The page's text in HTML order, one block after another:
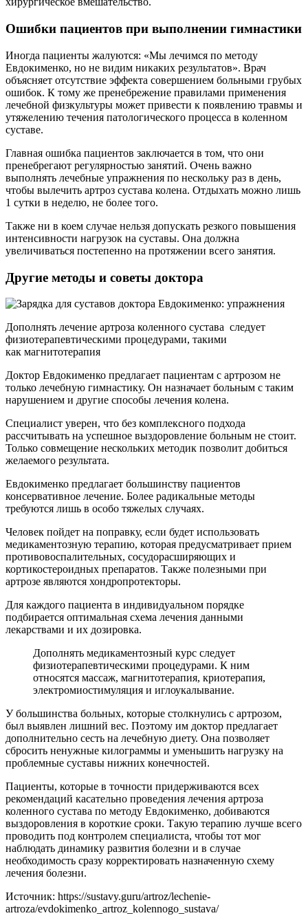
Ошибки пациентов при выполнении гимнастики
Иногда пациенты жалуются: «Мы лечимся по методу
Евдокименко, но не видим никаких результатов». Врач
объясняет отсутствие эффекта совершением больными грубых
ошибок. К тому же пренебрежение правилами применения
лечебной физкультуры может привести к появлению травмы и
утяжелению течения патологического процесса в коленном
суставе.
Главная ошибка пациентов заключается в том, что они
пренебрегают регулярностью занятий. Очень важно
выполнять лечебные упражнения по нескольку раз в день,
чтобы вылечить артроз сустава колена. Отдыхать можно лишь
1 сутки в неделю, не более того.
Также ни в коем случае нельзя допускать резкого повышения
интенсивности нагрузок на суставы. Она должна
увеличиваться постепенно на протяжении всего занятия.
Другие методы и советы доктора
Дополнять лечение артроза коленного сустава следует
физиотерапевтическими процедурами, такими
как магнитотерапия
Доктор Евдокименко предлагает пациентам с артрозом не
только лечебную гимнастику. Он назначает больным с таким
нарушением и другие способы лечения колена.
Специалист уверен, что без комплексного подхода
рассчитывать на успешное выздоровление больным не стоит.
Только совмещение нескольких методик позволит добиться
желаемого результата.
Евдокименко предлагает большинству пациентов
консервативное лечение. Более радикальные методы
требуются лишь в особо тяжелых случаях.
Человек пойдет на поправку, если будет использовать
медикаментозную терапию, которая предусматривает прием
противовоспалительных, сосудорасширяющих и
кортикостероидных препаратов. Также полезными при
артрозе являются хондропротекторы.
Для каждого пациента в индивидуальном порядке
подбирается оптимальная схема лечения данными
лекарствами и их дозировка.
Дополнять медикаментозный курс следует
физиотерапевтическими процедурами. К ним
относятся массаж, магнитотерапия, криотерапия,
электромиостимуляция и иглоукалывание.
У большинства больных, которые столкнулись с артрозом,
был выявлен лишний вес. Поэтому им доктор предлагает
дополнительно сесть на лечебную диету. Она позволяет
сбросить ненужные килограммы и уменьшить нагрузку на
проблемные суставы нижних конечностей.
Пациенты, которые в точности придерживаются всех
рекомендаций касательно проведения лечения артроза
коленного сустава по методу Евдокименко, добиваются
выздоровления в короткие сроки. Такую терапию лучше всего
проводить под контролем специалиста, чтобы тот мог
наблюдать динамику развития болезни и в случае
необходимость сразу корректировать назначенную схему
лечения болезни.
Источник: https://sustavy.guru/artroz/lechenie-
artroza/evdokimenko_artroz_kolennogo_sustava/